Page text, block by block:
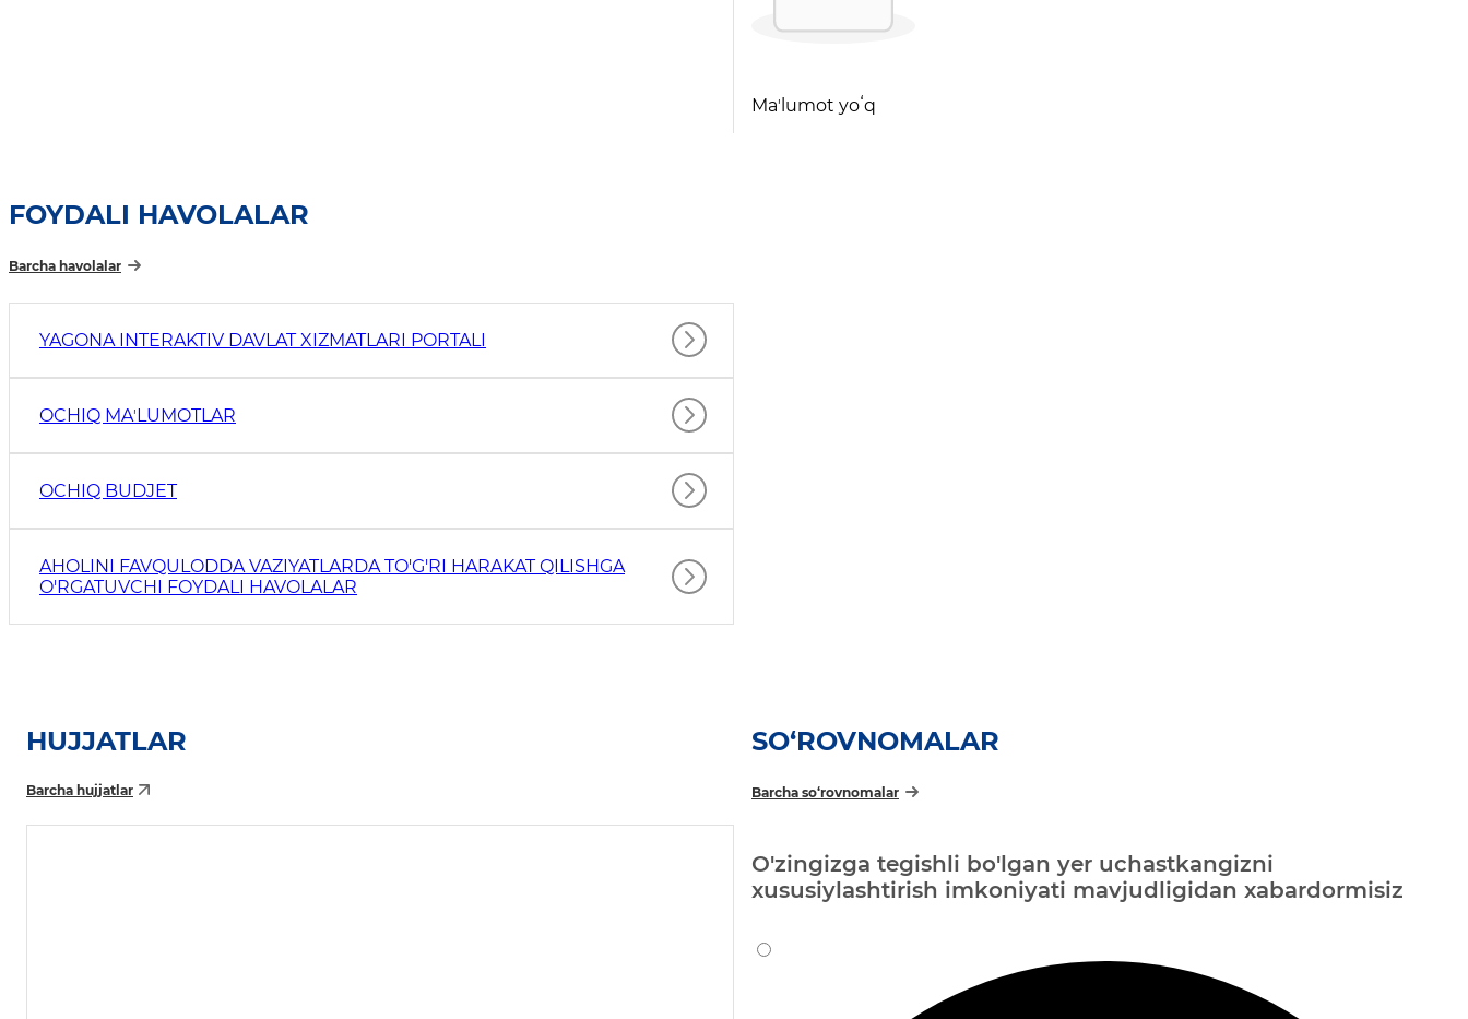
Maʼlumot yoʻq
FOYDALI HAVOLALAR
Barcha havolalar
YAGONA INTERAKTIV DAVLAT XIZMATLARI PORTALI
OCHIQ MAʼLUMOTLAR
OCHIQ BUDJET
AHOLINI FAVQULODDA VAZIYATLARDA TO'G'RI HARAKAT QILISHGA
O'RGATUVCHI FOYDALI HAVOLALAR
HUJJATLAR
Barcha hujjatlar
SO‘ROVNOMALAR
Barcha so‘rovnomalar
O'zingizga tegishli bo'lgan yer uchastkangizni
xususiylashtirish imkoniyati mavjudligidan xabardormisiz